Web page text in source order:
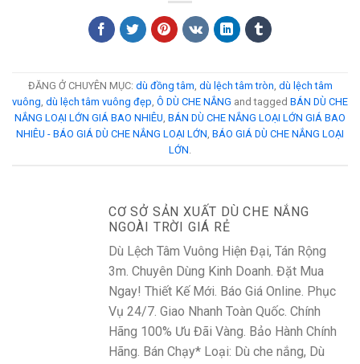
ĐĂNG Ở CHUYÊN MỤC: dù đồng tâm, dù lệch tâm tròn, dù lệch tâm
vuông, dù lệch tâm vuông đẹp, Ô DÙ CHE NẮNG and tagged BÁN DÙ CHE
NẮNG LOẠI LỚN GIÁ BAO NHIÊU, BÁN DÙ CHE NẮNG LOẠI LỚN GIÁ BAO
NHIÊU - BÁO GIÁ DÙ CHE NẮNG LOẠI LỚN, BÁO GIÁ DÙ CHE NẮNG LOẠI
LỚN.
CƠ SỞ SẢN XUẤT DÙ CHE NẮNG
NGOÀI TRỜI GIÁ RẺ
Dù Lệch Tâm Vuông Hiện Đại, Tán Rộng
3m. Chuyên Dùng Kinh Doanh. Đặt Mua
Ngay! Thiết Kế Mới. Báo Giá Online. Phục
Vụ 24/7. Giao Nhanh Toàn Quốc. Chính
Hãng 100% Ưu Đãi Vàng. Bảo Hành Chính
Hãng. Bán Chạy* Loại: Dù che nắng, Dù